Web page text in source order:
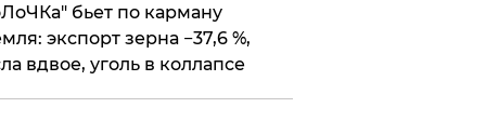
бьет по карману
экспорт зерна −37,6 %,
вдвое, уголь в коллапсе